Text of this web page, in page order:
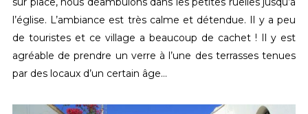
l’église. L’ambiance est très calme et détendue. Il y a peu
de touristes et ce village a beaucoup de cachet ! Il y est
agréable de prendre un verre à l’une des terrasses tenues
par des locaux d’un certain âge…